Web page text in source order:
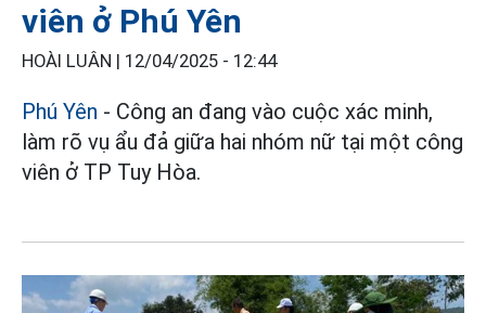
viên ở Phú Yên
HOÀI LUÂN | 12/04/2025 - 12:44
Phú Yên - Công an đang vào cuộc xác minh,
làm rõ vụ ẩu đả giữa hai nhóm nữ tại một công
viên ở TP Tuy Hòa.